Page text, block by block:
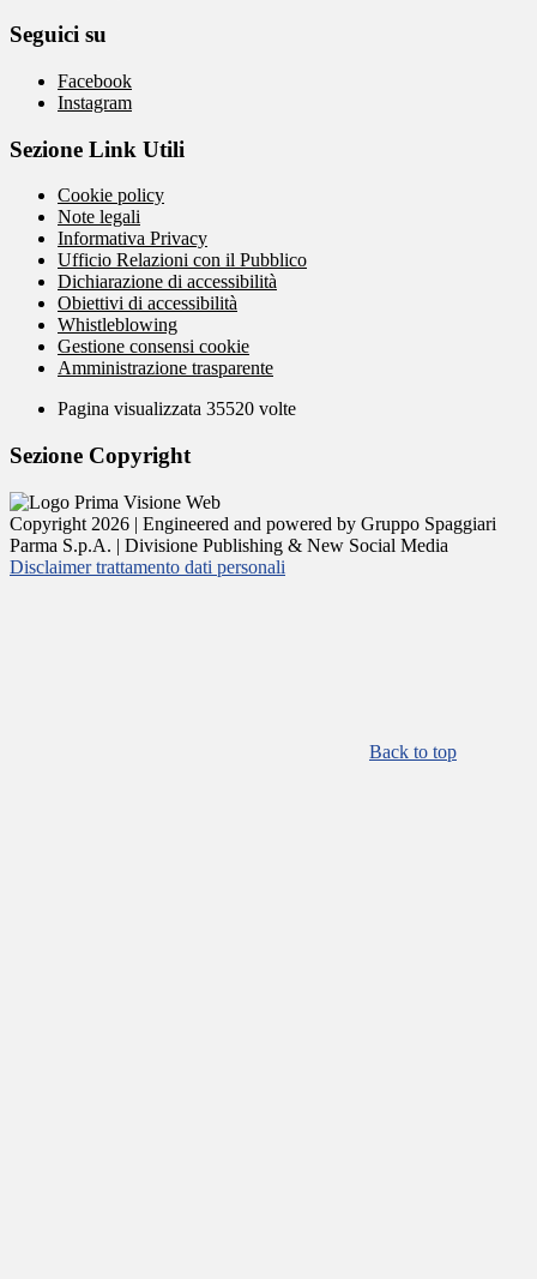
Seguici su
Facebook
Instagram
Sezione Link Utili
Cookie policy
Note legali
Informativa Privacy
Ufficio Relazioni con il Pubblico
Dichiarazione di accessibilità
Obiettivi di accessibilità
Whistleblowing
Gestione consensi cookie
Amministrazione trasparente
Pagina visualizzata 35520 volte
Sezione Copyright
Copyright 2026 | Engineered and powered by Gruppo Spaggiari
Parma S.p.A. | Divisione Publishing & New Social Media
Disclaimer trattamento dati personali
Back to top